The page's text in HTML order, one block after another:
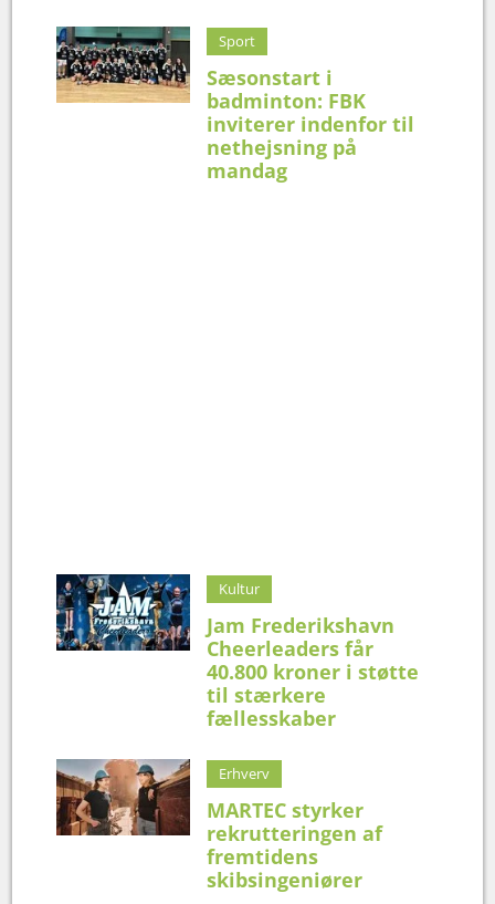
Sport
Sæsonstart i
badminton: FBK
inviterer indenfor til
nethejsning på
mandag
Kultur
Jam Frederikshavn
Cheerleaders får
40.800 kroner i støtte
til stærkere
fællesskaber
Erhverv
MARTEC styrker
rekrutteringen af
fremtidens
skibsingeniører